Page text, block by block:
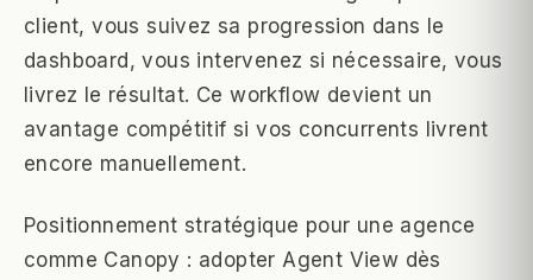
client, vous suivez sa progression dans le
dashboard, vous intervenez si nécessaire, vous
livrez le résultat. Ce workflow devient un
avantage compétitif si vos concurrents livrent
encore manuellement.
Positionnement stratégique pour une agence
comme Canopy : adopter Agent View dès